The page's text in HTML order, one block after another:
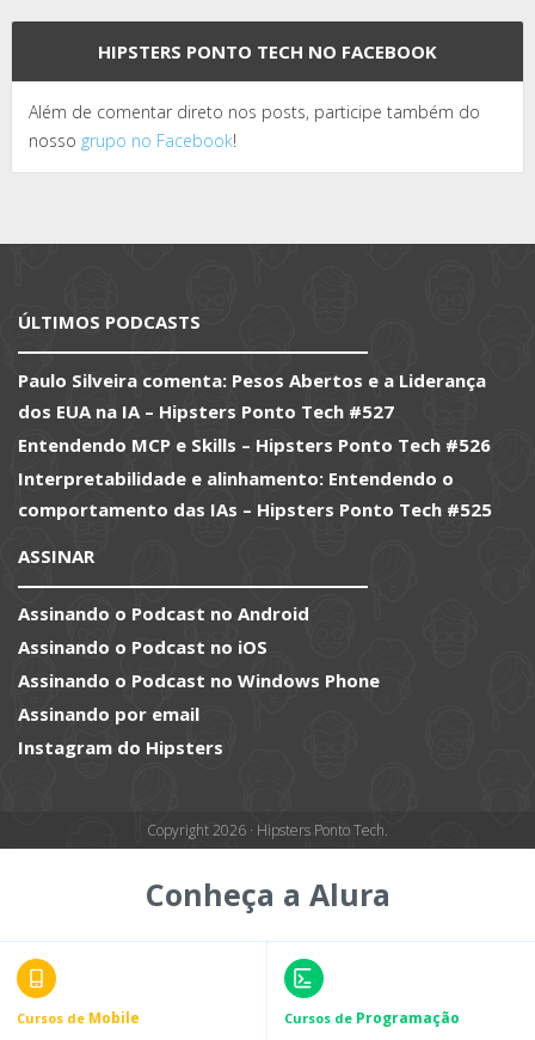
HIPSTERS PONTO TECH NO FACEBOOK
Além de comentar direto nos posts, participe também do
nosso grupo no Facebook!
ÚLTIMOS PODCASTS
Paulo Silveira comenta: Pesos Abertos e a Liderança
dos EUA na IA – Hipsters Ponto Tech #527
Entendendo MCP e Skills – Hipsters Ponto Tech #526
Interpretabilidade e alinhamento: Entendendo o
comportamento das IAs – Hipsters Ponto Tech #525
ASSINAR
Assinando o Podcast no Android
Assinando o Podcast no iOS
Assinando o Podcast no Windows Phone
Assinando por email
Instagram do Hipsters
Copyright 2026 · Hipsters Ponto Tech.
Conheça a Alura
Cursos de Mobile Cursos de Programação